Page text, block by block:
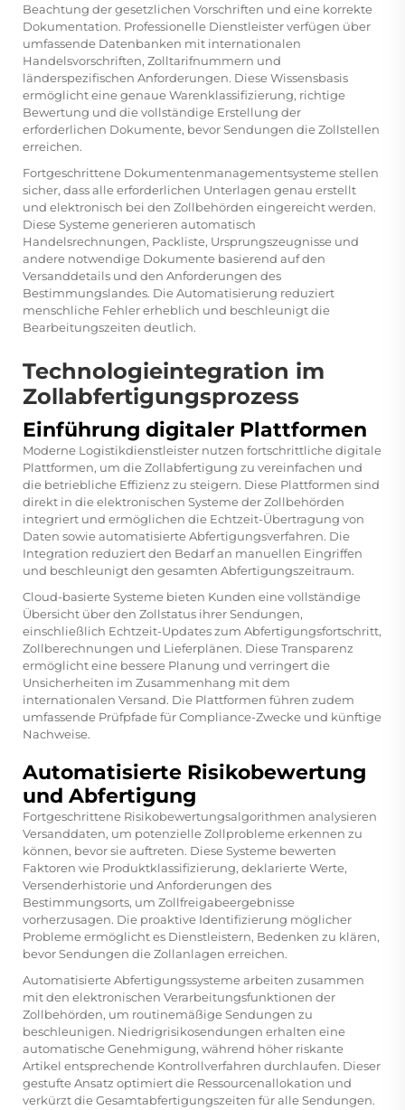
Beachtung der gesetzlichen Vorschriften und eine korrekte
Dokumentation. Professionelle Dienstleister verfügen über
umfassende Datenbanken mit internationalen
Handelsvorschriften, Zolltarifnummern und
länderspezifischen Anforderungen. Diese Wissensbasis
ermöglicht eine genaue Warenklassifizierung, richtige
Bewertung und die vollständige Erstellung der
erforderlichen Dokumente, bevor Sendungen die Zollstellen
erreichen.
Fortgeschrittene Dokumentenmanagementsysteme stellen
sicher, dass alle erforderlichen Unterlagen genau erstellt
und elektronisch bei den Zollbehörden eingereicht werden.
Diese Systeme generieren automatisch
Handelsrechnungen, Packliste, Ursprungszeugnisse und
andere notwendige Dokumente basierend auf den
Versanddetails und den Anforderungen des
Bestimmungslandes. Die Automatisierung reduziert
menschliche Fehler erheblich und beschleunigt die
Bearbeitungszeiten deutlich.
Technologieintegration im
Zollabfertigungsprozess
Einführung digitaler Plattformen
Moderne Logistikdienstleister nutzen fortschrittliche digitale
Plattformen, um die Zollabfertigung zu vereinfachen und
die betriebliche Effizienz zu steigern. Diese Plattformen sind
direkt in die elektronischen Systeme der Zollbehörden
integriert und ermöglichen die Echtzeit-Übertragung von
Daten sowie automatisierte Abfertigungsverfahren. Die
Integration reduziert den Bedarf an manuellen Eingriffen
und beschleunigt den gesamten Abfertigungszeitraum.
Cloud-basierte Systeme bieten Kunden eine vollständige
Übersicht über den Zollstatus ihrer Sendungen,
einschließlich Echtzeit-Updates zum Abfertigungsfortschritt,
Zollberechnungen und Lieferplänen. Diese Transparenz
ermöglicht eine bessere Planung und verringert die
Unsicherheiten im Zusammenhang mit dem
internationalen Versand. Die Plattformen führen zudem
umfassende Prüfpfade für Compliance-Zwecke und künftige
Nachweise.
Automatisierte Risikobewertung
und Abfertigung
Fortgeschrittene Risikobewertungsalgorithmen analysieren
Versanddaten, um potenzielle Zollprobleme erkennen zu
können, bevor sie auftreten. Diese Systeme bewerten
Faktoren wie Produktklassifizierung, deklarierte Werte,
Versenderhistorie und Anforderungen des
Bestimmungsorts, um Zollfreigabeergebnisse
vorherzusagen. Die proaktive Identifizierung möglicher
Probleme ermöglicht es Dienstleistern, Bedenken zu klären,
bevor Sendungen die Zollanlagen erreichen.
Automatisierte Abfertigungssysteme arbeiten zusammen
mit den elektronischen Verarbeitungsfunktionen der
Zollbehörden, um routinemäßige Sendungen zu
beschleunigen. Niedrigrisikosendungen erhalten eine
automatische Genehmigung, während höher riskante
Artikel entsprechende Kontrollverfahren durchlaufen. Dieser
gestufte Ansatz optimiert die Ressourcenallokation und
verkürzt die Gesamtabfertigungszeiten für alle Sendungen.